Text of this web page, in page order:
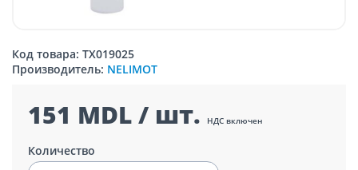
Код товара: TX019025
Производитель: NELIMOT
151 MDL / шт. НДС включен
Количество